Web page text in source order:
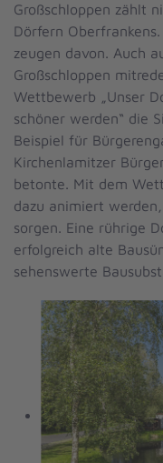
Großschloppen zählt
Dörfern
zeugen davon. Auch
Großschloppen
Wettbewerb „Unser
schöner werden“ die
Beispiel für
Kirchenlamitzer
betonte. Mit dem
dazu animiert
sorgen. Eine rührige
erfolgreich alte
sehenswerte